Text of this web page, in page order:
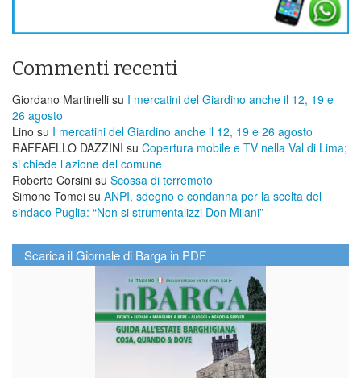
Commenti recenti
Giordano Martinelli su I mercatini del Giardino anche il 12, 19 e
26 agosto
Lino su I mercatini del Giardino anche il 12, 19 e 26 agosto
RAFFAELLO DAZZINI su ​Copertura mobile e TV nella Val di Lima;
si chiede l’azione del comune
Roberto Corsini su Scossa di terremoto
Simone Tomei su ANPI, sdegno e condanna per la scelta del
sindaco Puglia: “Non si strumentalizzi Don Milani”
Scarica il Giornale di Barga in PDF